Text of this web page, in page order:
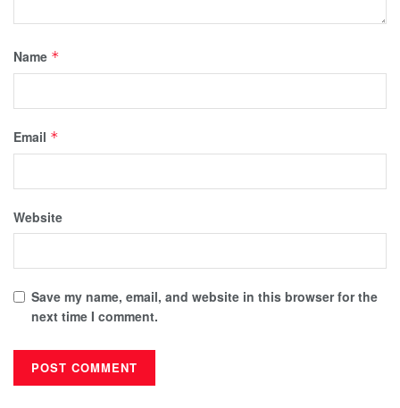
Name *
Email *
Website
Save my name, email, and website in this browser for the
next time I comment.